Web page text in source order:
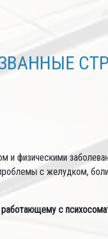
и физическими
с желудком,
работающему с